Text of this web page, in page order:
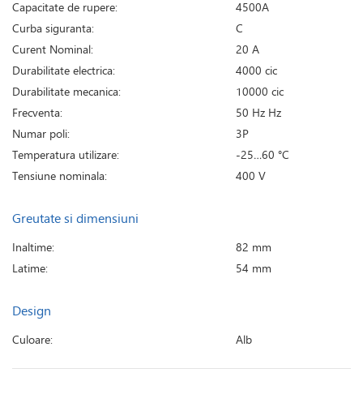
Capacitate de rupere:
4500A
Curba siguranta:
C
Curent Nominal:
20 A
Durabilitate electrica:
4000 cic
Durabilitate mecanica:
10000 cic
Frecventa:
50 Hz Hz
Numar poli:
3P
Temperatura utilizare:
-25…60 °C
Tensiune nominala:
400 V
Greutate si dimensiuni
Inaltime:
82 mm
Latime:
54 mm
Design
Culoare: Alb